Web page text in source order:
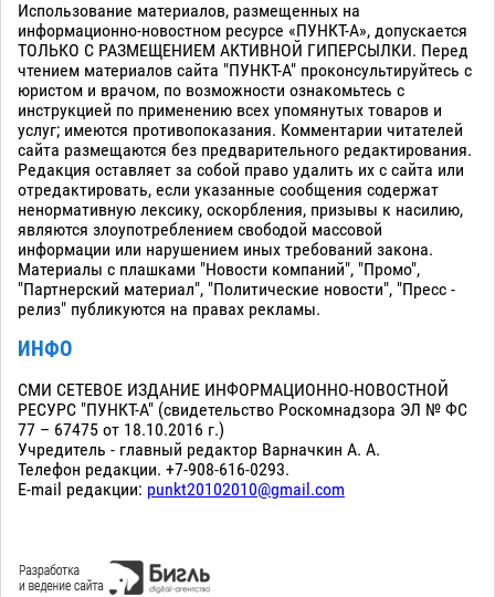
Использование материалов, размещенных на
информационно-новостном ресурсе «ПУНКТ-А», допускается
ТОЛЬКО С РАЗМЕЩЕНИЕМ АКТИВНОЙ ГИПЕРСЫЛКИ. Перед
чтением материалов сайта "ПУНКТ-А" проконсультируйтесь с
юристом и врачом, по возможности ознакомьтесь с
инструкцией по применению всех упомянутых товаров и
услуг; имеются противопоказания. Комментарии читателей
сайта размещаются без предварительного редактирования.
Редакция оставляет за собой право удалить их с сайта или
отредактировать, если указанные сообщения содержат
ненормативную лексику, оскорбления, призывы к насилию,
являются злоупотреблением свободой массовой
информации или нарушением иных требований закона.
Материалы с плашками "Новости компаний", "Промо",
"Партнерский материал", "Политические новости", "Пресс -
релиз" публикуются на правах рекламы.
ИНФО
СМИ СЕТЕВОЕ ИЗДАНИЕ ИНФОРМАЦИОННО-НОВОСТНОЙ
РЕСУРС "ПУНКТ-А" (свидетельство Роскомнадзора ЭЛ № ФС
77 – 67475 от 18.10.2016 г.)
Учредитель - главный редактор Варначкин А. А.
Телефон редакции. +7-908-616-0293.
E-mail редакции: punkt20102010@gmail.com